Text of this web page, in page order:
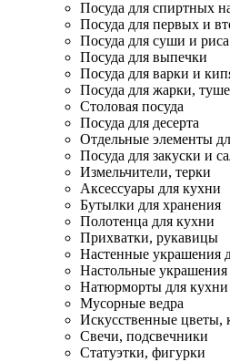
Посуда для спиртных
Посуда для первых и
Посуда для суши и риса
Посуда для выпечки
Посуда для варки и
Посуда для жарки,
Столовая посуда
Посуда для десерта
Отдельные элементы
Посуда для закуски и
Измельчители, терки
Аксессуары для кухни
Бутылки для хранения
Полотенца для кухни
Прихватки, рукавицы
Настенные украшения
Настольные украшения
Натюрморты для кухни
Мусорные ведра
Искусственные цветы,
Свечи, подсвечники
Статуэтки, фигурки